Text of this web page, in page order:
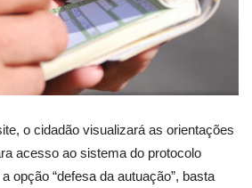
o cidadão visualizará as orientações
acesso ao sistema do protocolo
opção “defesa da autuação”, basta